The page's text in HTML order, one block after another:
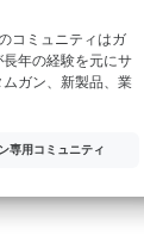
コミュニティはガ
年の経験を元にサ
ガン、新製品、業
専用コミュニティ